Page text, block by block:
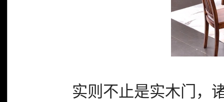
实则不止是实木门，